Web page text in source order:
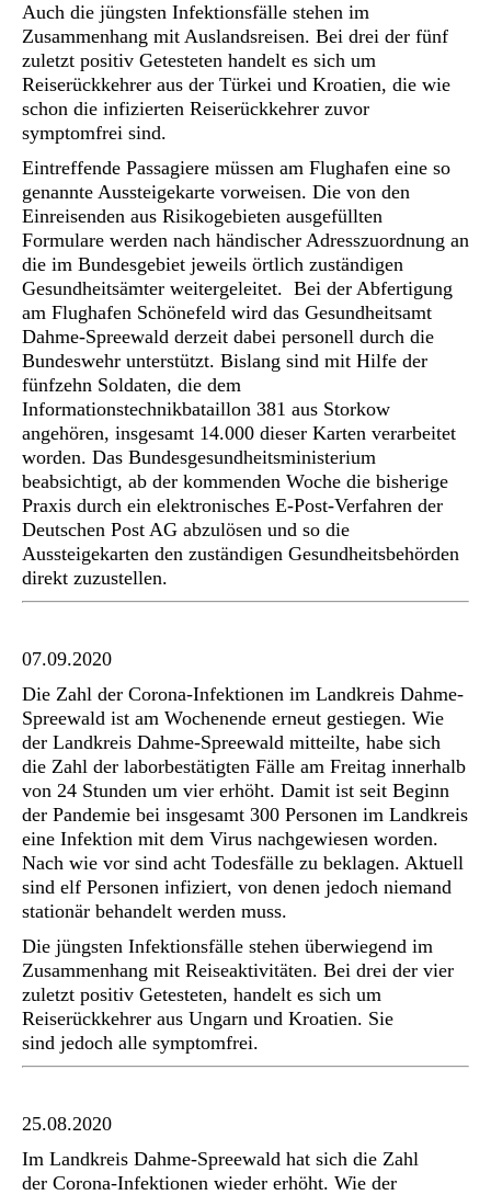
Auch die jüngsten Infektionsfälle stehen im
Zusammenhang mit Auslandsreisen. Bei drei der fünf
zuletzt positiv Getesteten handelt es sich um
Reiserückkehrer aus der Türkei und Kroatien, die wie
schon die infizierten Reiserückkehrer zuvor
symptomfrei sind.
Eintreffende Passagiere müssen am Flughafen eine so
genannte Aussteigekarte vorweisen. Die von den
Einreisenden aus Risikogebieten ausgefüllten
Formulare werden nach händischer Adresszuordnung an
die im Bundesgebiet jeweils örtlich zuständigen
Gesundheitsämter weitergeleitet. Bei der Abfertigung
am Flughafen Schönefeld wird das Gesundheitsamt
Dahme-Spreewald derzeit dabei personell durch die
Bundeswehr unterstützt. Bislang sind mit Hilfe der
fünfzehn Soldaten, die dem
Informationstechnikbataillon 381 aus Storkow
angehören, insgesamt 14.000 dieser Karten verarbeitet
worden. Das Bundesgesundheitsministerium
beabsichtigt, ab der kommenden Woche die bisherige
Praxis durch ein elektronisches E-Post-Verfahren der
Deutschen Post AG abzulösen und so die
Aussteigekarten den zuständigen Gesundheitsbehörden
direkt zuzustellen.
07.09.2020
Die Zahl der Corona-Infektionen im Landkreis Dahme-
Spreewald ist am Wochenende erneut gestiegen. Wie
der Landkreis Dahme-Spreewald mitteilte, habe sich
die Zahl der laborbestätigten Fälle am Freitag innerhalb
von 24 Stunden um vier erhöht. Damit ist seit Beginn
der Pandemie bei insgesamt 300 Personen im Landkreis
eine Infektion mit dem Virus nachgewiesen worden.
Nach wie vor sind acht Todesfälle zu beklagen. Aktuell
sind elf Personen infiziert, von denen jedoch niemand
stationär behandelt werden muss.
Die jüngsten Infektionsfälle stehen überwiegend im
Zusammenhang mit Reiseaktivitäten. Bei drei der vier
zuletzt positiv Getesteten, handelt es sich um
Reiserückkehrer aus Ungarn und Kroatien. Sie
sind jedoch alle symptomfrei.
25.08.2020
Im Landkreis Dahme-Spreewald hat sich die Zahl
der Corona-Infektionen wieder erhöht. Wie der